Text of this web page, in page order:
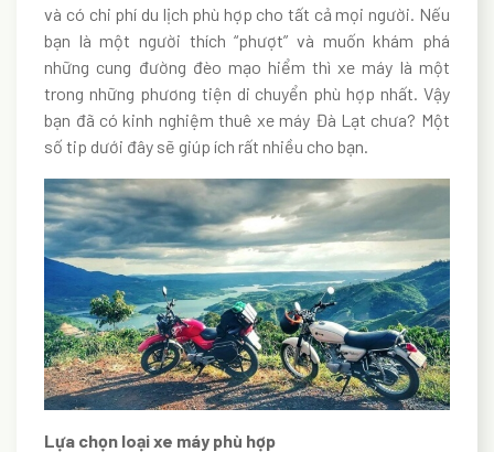
và có chi phí du lịch phù hợp cho tất cả mọi người. Nếu
bạn là một người thích “phượt” và muốn khám phá
những cung đường đèo mạo hiểm thì xe máy là một
trong những phương tiện di chuyển phù hợp nhất. Vậy
bạn đã có kinh nghiệm thuê xe máy Đà Lạt chưa? Một
số tip dưới đây sẽ giúp ích rất nhiều cho bạn.
Lựa chọn loại xe máy phù hợp